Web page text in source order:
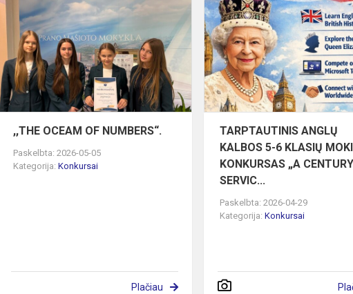
OCEAM
OF
NUMBERS“.
,,THE OCEAM OF NUMBERS“.
Paskelbta: 2026-05-05
Kategorija:Konkursai
Plačiau
TARPTAUTINIS ANGLŲ
KALBOS 5-6 KLASIŲ
KONKURSAS „A
SERVIC...
Paskelbta: 2026-04-29
Kategorija:Konkursai